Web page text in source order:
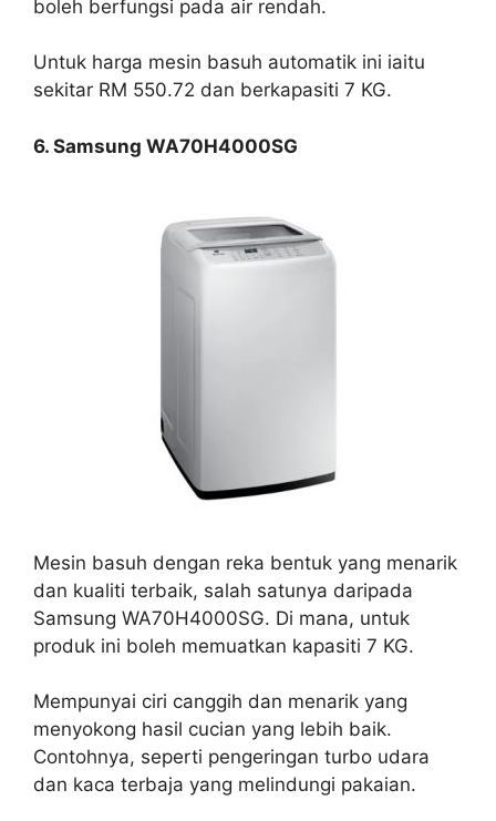
boleh berfungsi pada air rendah.
Untuk harga mesin basuh automatik ini iaitu
sekitar RM 550.72 dan berkapasiti 7 KG.
6. Samsung WA70H4000SG
Mesin basuh dengan reka bentuk yang menarik
dan kualiti terbaik, salah satunya daripada
Samsung WA70H4000SG. Di mana, untuk
produk ini boleh memuatkan kapasiti 7 KG.
Mempunyai ciri canggih dan menarik yang
menyokong hasil cucian yang lebih baik.
Contohnya, seperti pengeringan turbo udara
dan kaca terbaja yang melindungi pakaian.